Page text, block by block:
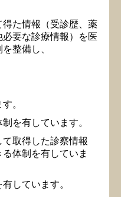
た情報（受診歴、薬
要な診療情報）を医
整備し、
。
を有しています。
て取得した診察情報
体制を有していま
しています。